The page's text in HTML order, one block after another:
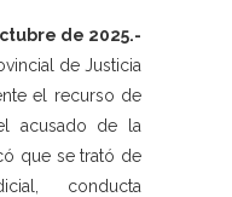
de 2025.-
de Justicia
el recurso de
acusado de la
que se trató de
conducta